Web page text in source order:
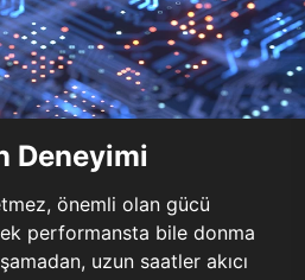
Deneyimi
önemli olan gücü
performansta bile donma
uzun saatler akıcı